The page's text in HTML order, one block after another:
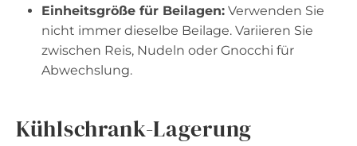
Einheitsgröße für Beilagen: Verwenden Sie
nicht immer dieselbe Beilage. Variieren Sie
zwischen Reis, Nudeln oder Gnocchi für
Abwechslung.
Kühlschrank-Lagerung